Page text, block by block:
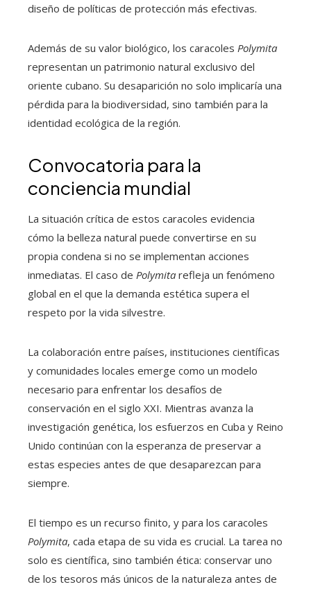
diseño de políticas de protección más efectivas.
Además de su valor biológico, los caracoles Polymita
representan un patrimonio natural exclusivo del
oriente cubano. Su desaparición no solo implicaría una
pérdida para la biodiversidad, sino también para la
identidad ecológica de la región.
Convocatoria para la
conciencia mundial
La situación crítica de estos caracoles evidencia
cómo la belleza natural puede convertirse en su
propia condena si no se implementan acciones
inmediatas. El caso de Polymita refleja un fenómeno
global en el que la demanda estética supera el
respeto por la vida silvestre.
La colaboración entre países, instituciones científicas
y comunidades locales emerge como un modelo
necesario para enfrentar los desafíos de
conservación en el siglo XXI. Mientras avanza la
investigación genética, los esfuerzos en Cuba y Reino
Unido continúan con la esperanza de preservar a
estas especies antes de que desaparezcan para
siempre.
El tiempo es un recurso finito, y para los caracoles
Polymita, cada etapa de su vida es crucial. La tarea no
solo es científica, sino también ética: conservar uno
de los tesoros más únicos de la naturaleza antes de